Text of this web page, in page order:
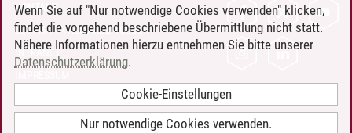
KONTAKT
LEUPHANA ALS ARBEITGEBER
INTRANET
BARRIEREFREIHEIT
Wenn Sie auf "Nur notwendige Cookies verwenden" klicken,
findet die vorgehend beschriebene Übermittlung nicht statt.
Nähere Informationen hierzu entnehmen Sie bitte unserer
Datenschutzerklärung.
Cookie-Einstellungen
Nur notwendige Cookies verwenden.